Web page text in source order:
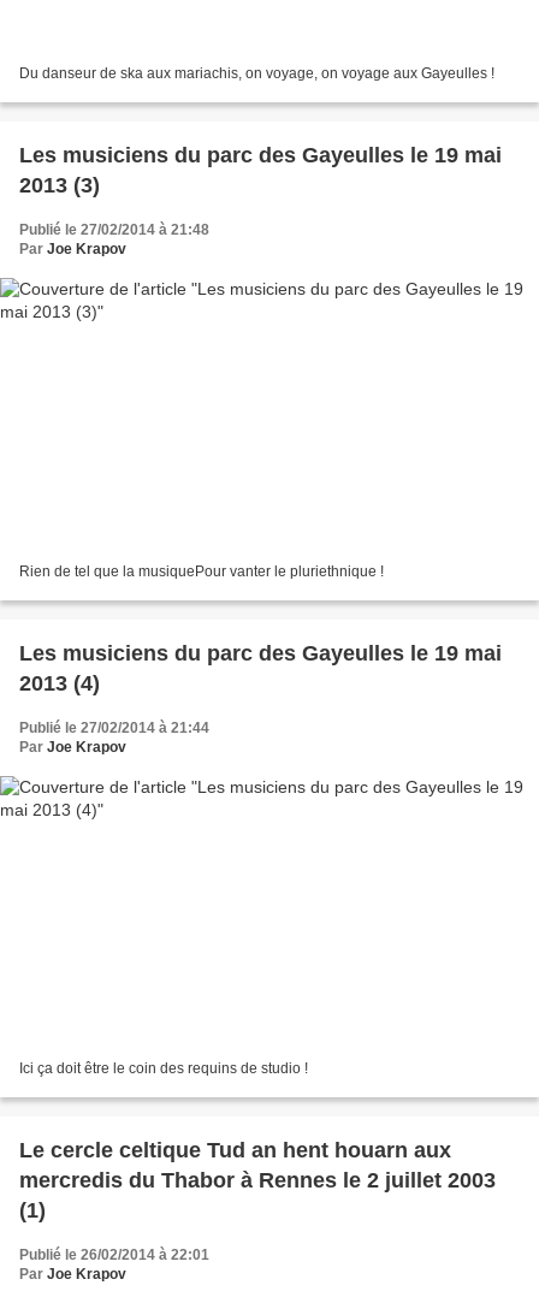
Du danseur de ska aux mariachis, on voyage, on voyage aux Gayeulles !
Les musiciens du parc des Gayeulles le 19 mai
2013 (3)
Publié le 27/02/2014 à 21:48
Par Joe Krapov
Rien de tel que la musiquePour vanter le pluriethnique !
Les musiciens du parc des Gayeulles le 19 mai
2013 (4)
Publié le 27/02/2014 à 21:44
Par Joe Krapov
Ici ça doit être le coin des requins de studio !
Le cercle celtique Tud an hent houarn aux
mercredis du Thabor à Rennes le 2 juillet 2003
(1)
Publié le 26/02/2014 à 22:01
Par Joe Krapov